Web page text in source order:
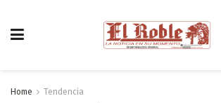
Home Tendencia